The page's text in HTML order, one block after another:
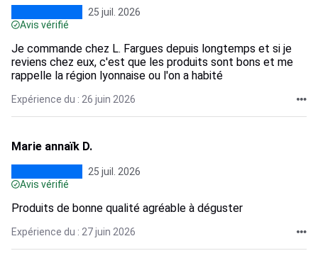
25 juil. 2026
Avis vérifié
Je commande chez L. Fargues depuis longtemps et si je
reviens chez eux, c'est que les produits sont bons et me
rappelle la région lyonnaise ou l'on a habité
Expérience du : 26 juin 2026
Marie annaïk D.
25 juil. 2026
Avis vérifié
Produits de bonne qualité agréable à déguster
Expérience du : 27 juin 2026